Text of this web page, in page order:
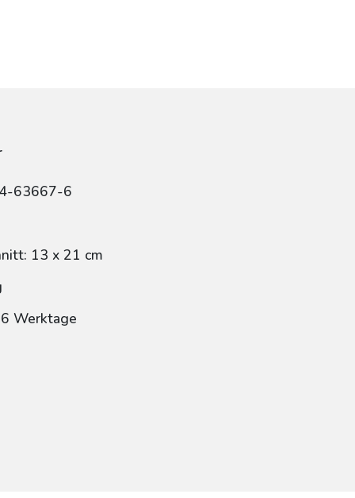
63667-6
13 x 21 cm
Werktage